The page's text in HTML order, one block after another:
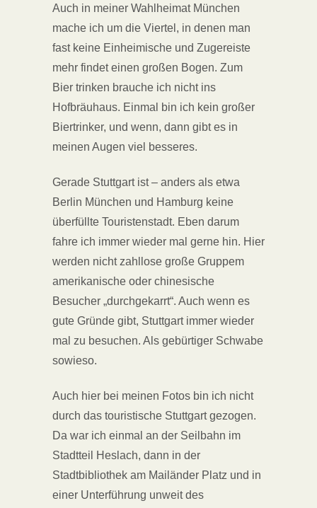
Auch in meiner Wahlheimat München
mache ich um die Viertel, in denen man
fast keine Einheimische und Zugereiste
mehr findet einen großen Bogen. Zum
Bier trinken brauche ich nicht ins
Hofbräuhaus. Einmal bin ich kein großer
Biertrinker, und wenn, dann gibt es in
meinen Augen viel besseres.
Gerade Stuttgart ist – anders als etwa
Berlin München und Hamburg keine
überfüllte Touristenstadt. Eben darum
fahre ich immer wieder mal gerne hin. Hier
werden nicht zahllose große Gruppem
amerikanische oder chinesische
Besucher „durchgekarrt“. Auch wenn es
gute Gründe gibt, Stuttgart immer wieder
mal zu besuchen. Als gebürtiger Schwabe
sowieso.
Auch hier bei meinen Fotos bin ich nicht
durch das touristische Stuttgart gezogen.
Da war ich einmal an der Seilbahn im
Stadtteil Heslach, dann in der
Stadtbibliothek am Mailänder Platz und in
einer Unterführung unweit des